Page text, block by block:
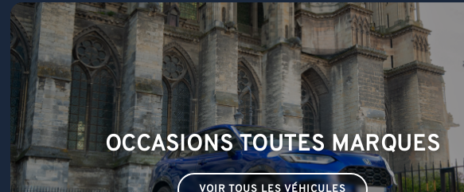
OCCASIONS TOUTES MARQUES